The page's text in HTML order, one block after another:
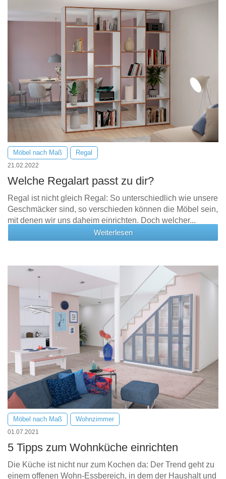
Möbel nach Maß Regal
21.02.2022
Welche Regalart passt zu dir?
Regal ist nicht gleich Regal: So unterschiedlich wie unsere
Geschmäcker sind, so verschieden können die Möbel sein,
mit denen wir uns daheim einrichten. Doch welcher...
Weiterlesen
Möbel nach Maß Wohnzimmer
01.07.2021
5 Tipps zum Wohnküche einrichten
Die Küche ist nicht nur zum Kochen da: Der Trend geht zu
einem offenen Wohn-Essbereich, in dem der Haushalt und